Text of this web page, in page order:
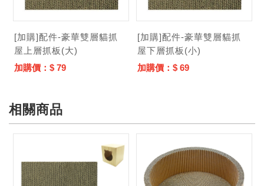
[加購]配件-豪華雙層貓抓
屋上層抓板(大)
加購價：$ 79
[加購]配件-豪華雙層貓抓
屋下層抓板(小)
加購價：$ 69
相關商品